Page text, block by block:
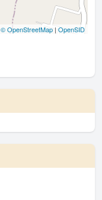
© OpenStreetMap | OpenSID